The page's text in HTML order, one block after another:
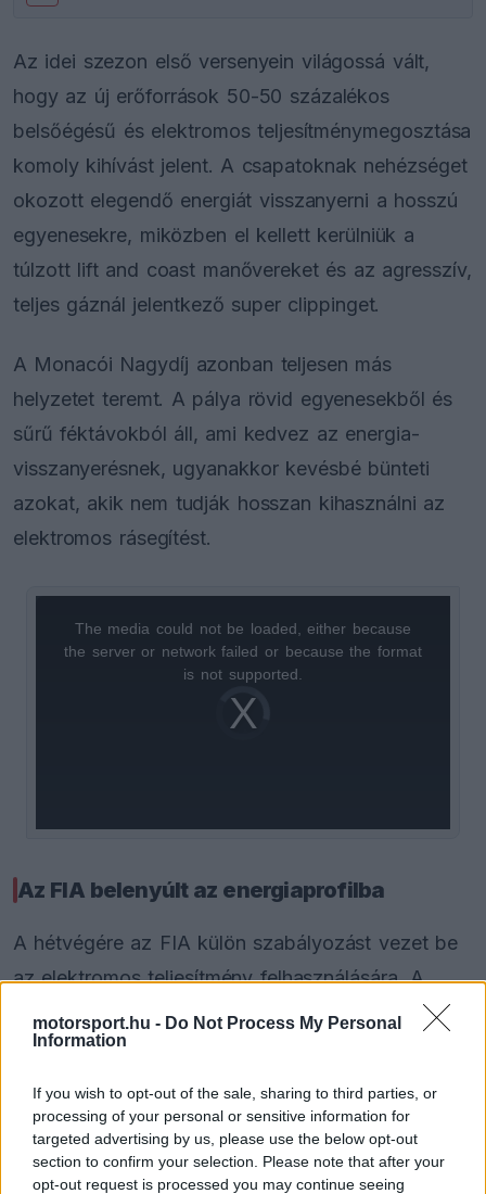
motorsport.hu - Do Not Process My Personal
Information
If you wish to opt-out of the sale, sharing to third parties, or
processing of your personal or sensitive information for
targeted advertising by us, please use the below opt-out
section to confirm your selection. Please note that after your
opt-out request is processed you may continue seeing
Az idei szezon első versenyein világossá vált,
hogy az új erőforrások 50-50 százalékos
belsőégésű és elektromos teljesítménymegosztása
komoly kihívást jelent. A csapatoknak nehézséget
okozott elegendő energiát visszanyerni a hosszú
egyenesekre, miközben el kellett kerülniük a
túlzott lift and coast manővereket és az agresszív,
teljes gáznál jelentkező super clippinget.
A Monacói Nagydíj azonban teljesen más
helyzetet teremt. A pálya rövid egyenesekből és
sűrű féktávokból áll, ami kedvez az energia-
visszanyerésnek, ugyanakkor kevésbé bünteti
azokat, akik nem tudják hosszan kihasználni az
elektromos rásegítést.
Video
Player
loading.
The media could not be loaded, either because
the server or network failed or because the format
is not supported.
Az FIA belenyúlt az energiaprofilba
A hétvégére az FIA külön szabályozást vezet be
az elektromos teljesítmény felhasználására. A
maximális 350 kW lineárisan csökken 200 km/
órától kezdve, és 300 km/óránál teljesen elfogy.
profiltól, ahol a visszavétel csak 290 km/óránál
indul.